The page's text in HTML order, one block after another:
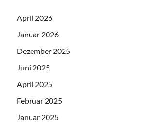
April 2026
Januar 2026
Dezember 2025
Juni 2025
April 2025
Februar 2025
Januar 2025